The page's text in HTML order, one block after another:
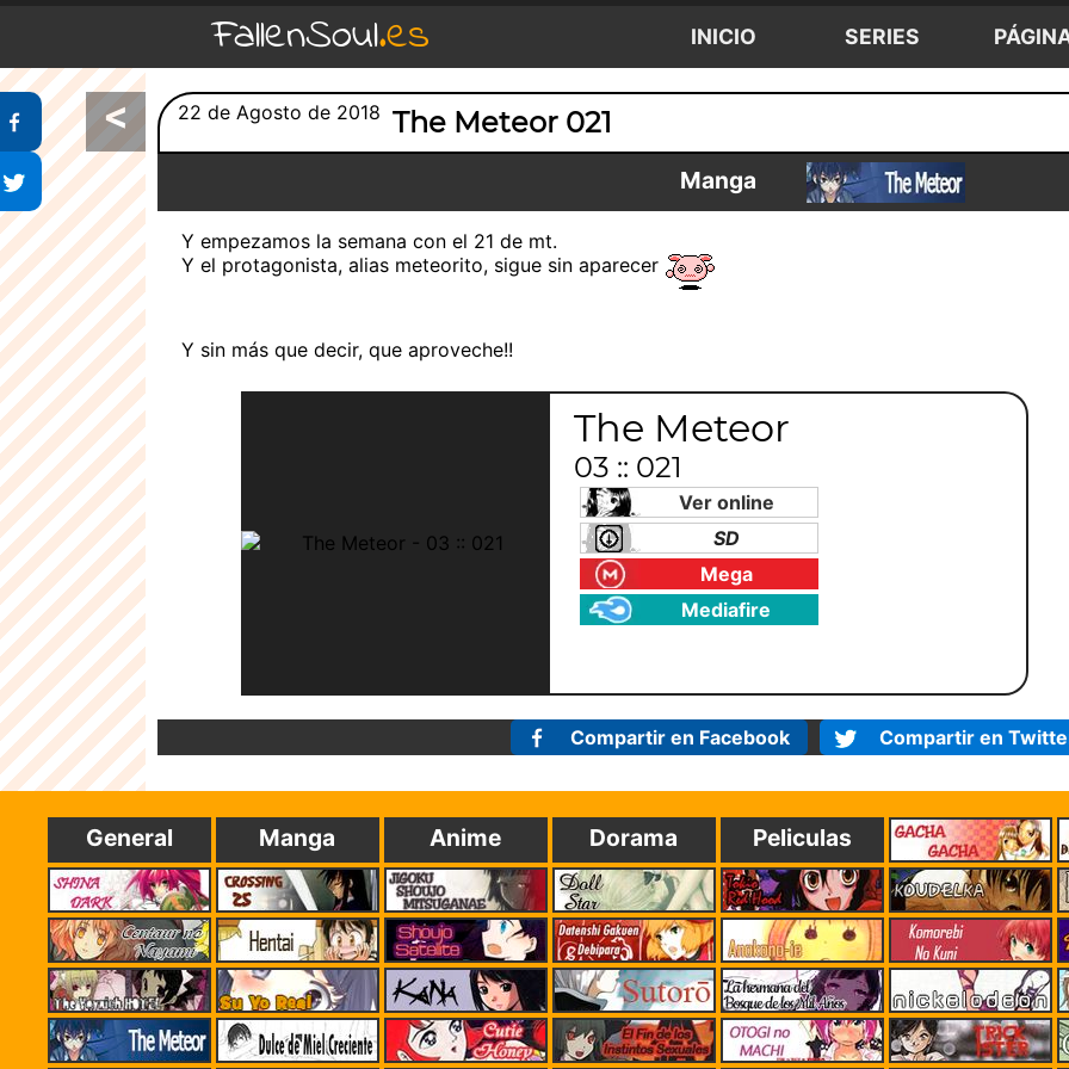
FallenSoul.es INICIO SERIES
<
Compartir en Facebook
Compartir en Twitter
22 de Agosto de 2018 The Meteor 021
Manga
Y empezamos la semana con el 21 de mt.
Y el protagonista, alias meteorito, sigue sin aparecer
Y sin más que decir, que aproveche!!
The Meteor
03 :: 021
Ver online
SD
Mega
Mediafire
Compartir en Facebook Compartir en
General Manga Anime Dorama Peliculas